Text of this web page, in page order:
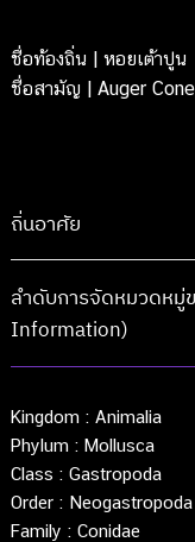
ชื่อท้องถิ่น | หอยเต้าปูน
ชื่อสามัญ | Auger Cone
ถิ่นอาศัย
ลำดับการจัดหมวดหมู่
Information)
Kingdom : Animalia
Phylum : Mollusca
Class :Gastropoda
Order : Neogastropoda
Family :Conidae